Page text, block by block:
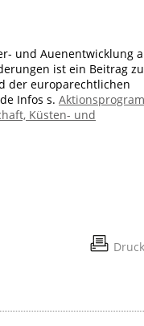
und Auenentwicklung
ist ein Beitrag
der europarechtlichen
Infos s.
Küsten- und